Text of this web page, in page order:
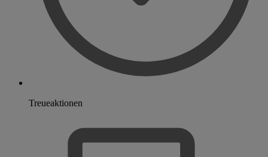
Treueaktionen